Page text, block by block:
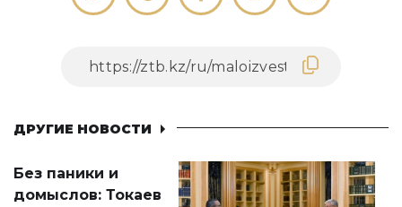
ДРУГИЕ НОВОСТИ
Без паники и
домыслов: Токаев